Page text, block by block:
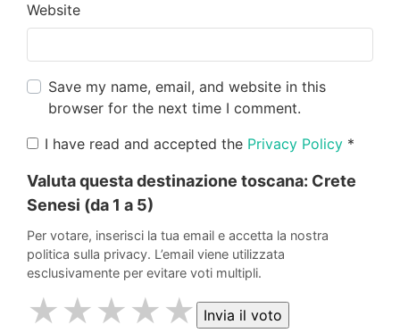
Website
Save my name, email, and website in this
browser for the next time I comment.
I have read and accepted the Privacy Policy *
Valuta questa destinazione toscana: Crete
Senesi (da 1 a 5)
Per votare, inserisci la tua email e accetta la nostra
politica sulla privacy. L’email viene utilizzata
esclusivamente per evitare voti multipli.
★
★
★
★
★